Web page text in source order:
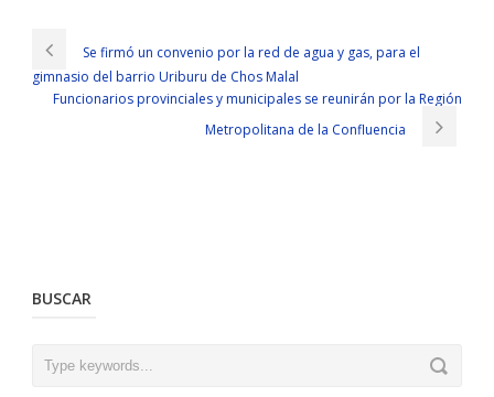
Se firmó un convenio por la red de agua y gas, para el
gimnasio del barrio Uriburu de Chos Malal
Funcionarios provinciales y municipales se reunirán por la Región
Metropolitana de la Confluencia
BUSCAR